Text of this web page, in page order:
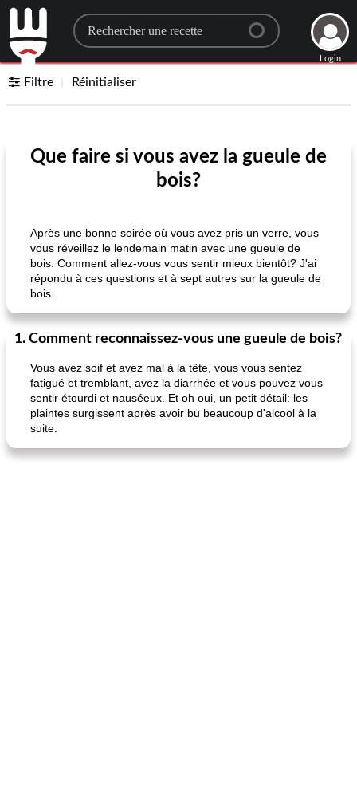
Search for a recipe
Login
Filtre Réinitialiser
Que faire si vous avez la gueule de
bois?
Après une bonne soirée où vous avez pris un verre, vous
vous réveillez le lendemain matin avec une gueule de
bois. Comment allez-vous vous sentir mieux bientôt? J'ai
répondu à ces questions et à sept autres sur la gueule de
bois.
1. Comment reconnaissez-vous une gueule de bois?
Vous avez soif et avez mal à la tête, vous vous sentez
fatigué et tremblant, avez la diarrhée et vous pouvez vous
sentir étourdi et nauséeux. Et oh oui, un petit détail: les
plaintes surgissent après avoir bu beaucoup d'alcool à la
suite.